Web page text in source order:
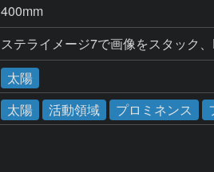
400mm
ステライメージ7で画像をスタック
太陽
太陽 活動領域 プロミネンス